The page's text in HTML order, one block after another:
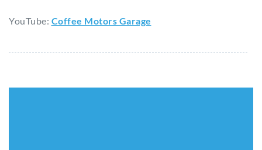
YouTube: Coffee Motors Garage